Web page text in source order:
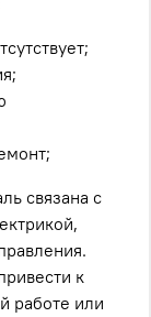
связана с
к
работе или